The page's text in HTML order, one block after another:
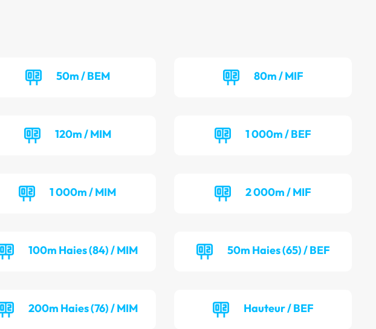
50m / BEM 80m / MIF
120m / MIM 1 000m / BEF
1 000m / MIM 2 000m / MIF
100m Haies (84) / MIM 50m Haies (65) / BEF
200m Haies (76) / MIM Hauteur / BEF